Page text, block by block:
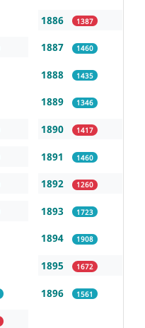
1886 1387
1887 1460
1888 1435
1889 1346
1890 1417
1891 1460
1892 1260
1893 1723
1894 1908
1895 1672
1896 1561